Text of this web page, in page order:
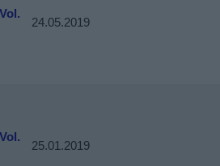
24.05.2019
25.01.2019